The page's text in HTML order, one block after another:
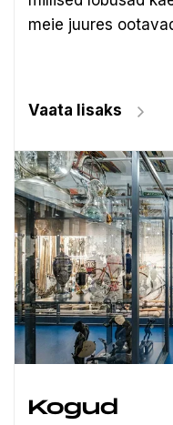
meie juures
Vaata lisaks
Kogud